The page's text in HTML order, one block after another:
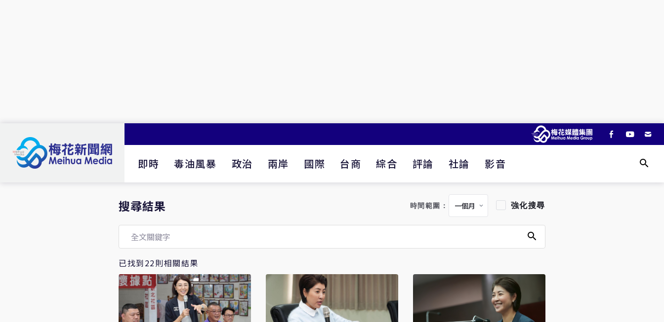
即時 毒油風暴 政治 兩岸 國際 台商 綜合 評論 社論 影音
搜尋結果 時間範圍： 強化搜尋
已找到22則相關結果